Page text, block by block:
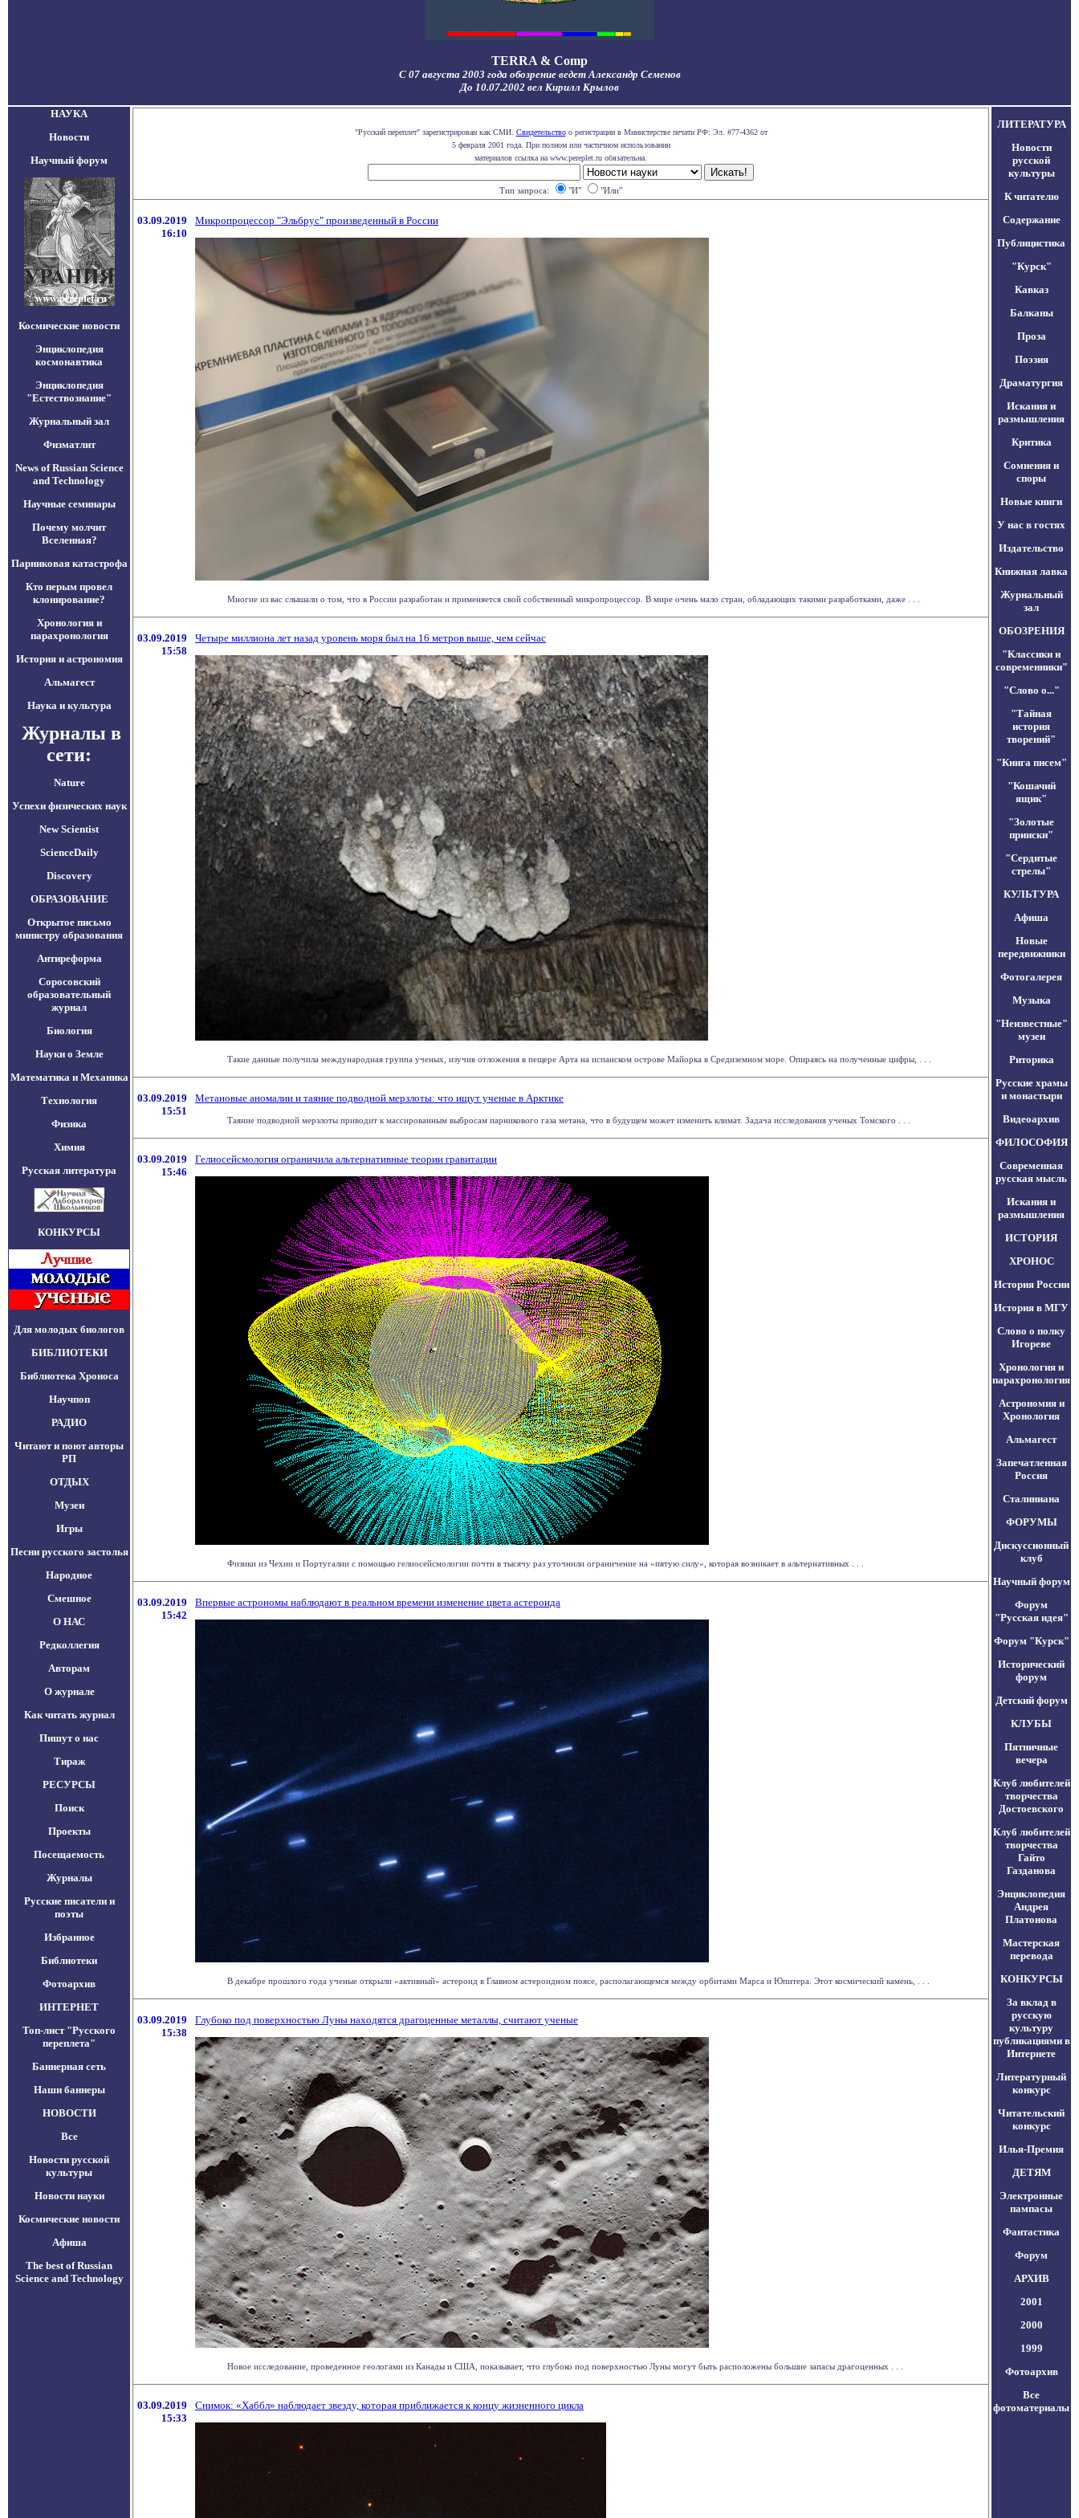
TERRA & Comp
С 07 августа 2003 года обозрение ведет Александр Семенов
До 10.07.2002 вел Кирилл Крылов
НАУКА
Новости
Научный форум
Космические новости
Энциклопедия
космонавтика
Энциклопедия
"Естествознание"
Журнальный зал
Физматлит
News of Russian Science
and Technology
Научные семинары
Почему молчит
Вселенная?
Парниковая катастрофа
Кто перым провел
клонирование?
Хронология и
парахронология
История и астрономия
Альмагест
Наука и культура
Журналы в
сети:
Nature
Успехи физических наук
New Scientist
ScienceDaily
Discovery
ОБРАЗОВАНИЕ
Открытое письмо
министру образования
Антиреформа
Соросовский
образовательный
журнал
Биология
Науки о Земле
Математика и Механика
Технология
Физика
Химия
Русская литература
КОНКУРСЫ
Для молодых биологов
БИБЛИОТЕКИ
Библиотека Хроноса
Научпоп
РАДИО
Читают и поют авторы
РП
ОТДЫХ
Музеи
Игры
Песни русского застолья
Народное
Смешное
О НАС
Редколлегия
Авторам
О журнале
Как читать журнал
Пишут о нас
Тираж
РЕСУРСЫ
Поиск
Проекты
Посещаемость
Журналы
Русские писатели и
поэты
Избранное
Библиотеки
Фотоархив
ИНТЕРНЕТ
Топ-лист "Русского
переплета"
Баннерная сеть
Наши баннеры
НОВОСТИ
Все
Новости русской
культуры
Новости науки
Космические новости
Афиша
The best of Russian
Science and Technology
"Русский переплет" зарегистрирован как СМИ. Свидетельствоо регистрации в Министерстве печати РФ: Эл. #77-4362 от
5 февраля 2001 года. При полном или частичном использовании
материалов ссылка на www.pereplet.ru обязательна.
Тип запроса: "И" "Или"
03.09.2019
16:10
Микропроцессор "Эльбрус" произведенный в России
Многие из вас слышали о том, что в России разработан и применяется свой собственный микропроцессор. В мире очень мало стран, обладающих такими разработками, даже . . .
03.09.2019
15:58
Четыре миллиона лет назад уровень моря был на 16 метров выше, чем сейчас
Такие данные получила международная группа ученых, изучив отложения в пещере Арта на испанском острове Майорка в Средиземном море. Опираясь на полученные цифры, . . .
03.09.2019
15:51
Метановые аномалии и таяние подводной мерзлоты: что ищут ученые в Арктике
Таяние подводной мерзлоты приводит к массированным выбросам парникового газа метана, что в будущем может изменить климат. Задача исследования ученых Томского . . .
03.09.2019
15:46
Гелиосейсмология ограничила альтернативные теории гравитации
Физики из Чехии и Португалии с помощью гелиосейсмологии почти в тысячу раз уточнили ограничение на «пятую силу», которая возникает в альтернативных . . .
03.09.2019
15:42
Впервые астрономы наблюдают в реальном времени изменение цвета астероида
В декабре прошлого года ученые открыли «активный» астероид в Главном астероидном поясе, располагающемся между орбитами Марса и Юпитера. Этот космический камень, . . .
03.09.2019
15:38
Глубоко под поверхностью Луны находятся драгоценные металлы, считают ученые
Новое исследование, проведенное геологами из Канады и США, показывает, что глубоко под поверхностью Луны могут быть расположены большие запасы драгоценных . . .
03.09.2019
15:33
Снимок: «Хаббл» наблюдает звезду, которая приближается к концу жизненного цикла
ЛИТЕРАТУРА
Новости
русской
культуры
К читателю
Содержание
Публицистика
"Курск"
Кавказ
Балканы
Проза
Поэзия
Драматургия
Искания и
размышления
Критика
Сомнения и
споры
Новые книги
У нас в гостях
Издательство
Книжная лавка
Журнальный
зал
ОБОЗРЕНИЯ
"Классики и
современники"
"Слово о..."
"Тайная
история
творений"
"Книга писем"
"Кошачий
ящик"
"Золотые
прииски"
"Сердитые
стрелы"
КУЛЬТУРА
Афиша
Новые
передвижники
Фотогалерея
Музыка
"Неизвестные"
музеи
Риторика
Русские храмы
и монастыри
Видеоархив
ФИЛОСОФИЯ
Современная
русская мысль
Искания и
размышления
ИСТОРИЯ
ХРОНОС
История России
История в МГУ
Слово о полку
Игореве
Хронология и
парахронология
Астрономия и
Хронология
Альмагест
Запечатленная
Россия
Сталиниана
ФОРУМЫ
Дискуссионный
клуб
Научный форум
Форум
"Русская идея"
Форум "Курск"
Исторический
форум
Детский форум
КЛУБЫ
Пятничные
вечера
Клуб любителей
творчества
Достоевского
Клуб любителей
творчества
Гайто
Газданова
Энциклопедия
Андрея
Платонова
Мастерская
перевода
КОНКУРСЫ
За вклад в
русскую
культуру
публикациями в
Интернете
Литературный
конкурс
Читательский
конкурс
Илья-Премия
ДЕТЯМ
Электронные
пампасы
Фантастика
Форум
АРХИВ
2001
2000
1999
Фотоархив
Все
фотоматериалы